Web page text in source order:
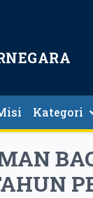
Kategori